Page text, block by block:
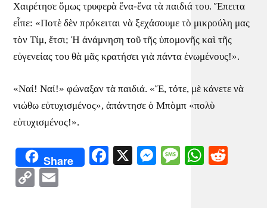
Χαιρέτησε ὅμως τρυφερὰ ἕνα-ἕνα τὰ παιδιά του. Ἔπειτα
εἶπε: «Ποτὲ δὲν πρόκειται νὰ ξεχάσουμε τὸ μικρούλη μας
τὸν Τίμ, ἔτσι; Ἡ ἀνάμνηση τοῦ τῆς ὑπομονῆς καὶ τῆς
εὐγενείας του θὰ μᾶς κρατήσει γιὰ πάντα ἑνωμένους!».
«Ναί! Ναί!» φώναξαν τὰ παιδιά. «Ἔ, τότε, μὲ κάνετε νὰ
νιώθω εὐτυχισμένος», ἀπάντησε ὁ Μπὸμπ «πολὺ
εὐτυχισμένος!».
Share Facebook
X Messenger
Message
Copy